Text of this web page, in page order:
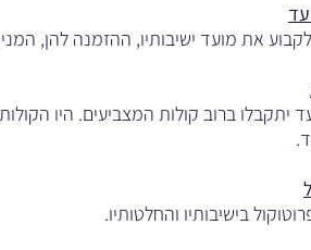
מועד ישיבותיו, ההזמנה להן, המניין הדרוש בהן ודרך ניהולן. 5
יתקבלו ברוב קולות המצביעים. היו
בישיבותיו והחלטותיו.